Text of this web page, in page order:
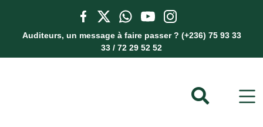
Auditeurs, un message à faire passer ? (+236) 75 93 33
33 / 72 29 52 52